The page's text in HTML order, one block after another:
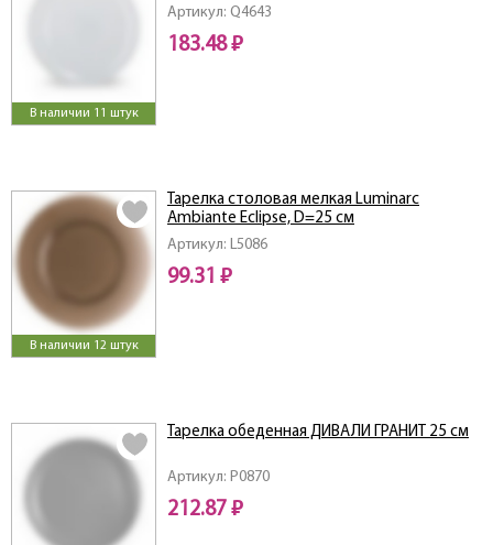
В наличии 11 штук
Артикул: Q4643
183.48 ₽
В наличии 12 штук
Артикул: L5086
Тарелка столовая мелкая Luminarc
Ambiante Eclipse, D=25 см
99.31 ₽
Артикул: P0870
Тарелка обеденная ДИВАЛИ ГРАНИТ 25 см
212.87 ₽